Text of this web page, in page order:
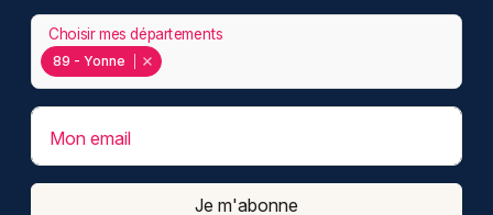
89 - Yonne
Choisir mes départements
Mon email
Je m'abonne